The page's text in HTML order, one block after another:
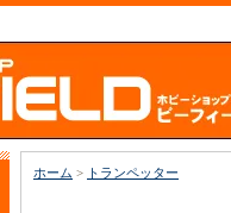
ホーム > トランペッター